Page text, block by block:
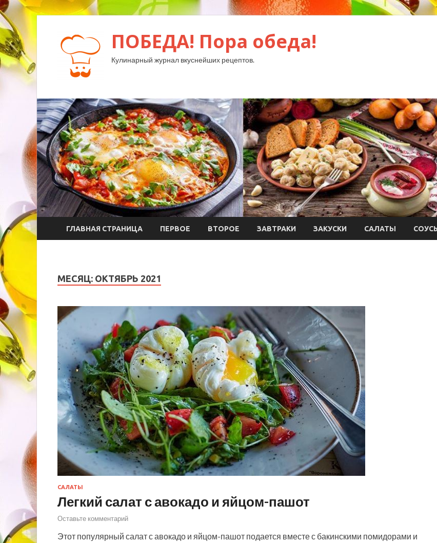
ПОБЕДА! Пора обеда!
Кулинарный журнал вкуснейших рецептов.
ГЛАВНАЯ СТРАНИЦА ПЕРВОЕ ВТОРОЕ ЗАВТРАКИ ЗАКУСКИ САЛАТЫ
МЕСЯЦ: ОКТЯБРЬ 2021
САЛАТЫ
Легкий салат с авокадо и яйцом-пашот
Оставьте комментарий
Этот популярный салат с авокадо и яйцом-пашот подается вместе с бакинскими помидорами и